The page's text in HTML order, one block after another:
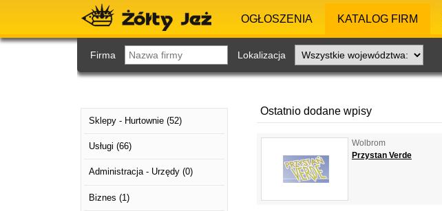
OGŁOSZENIA KATALOG FIRM
Firma Lokalizacja
Ostatnio dodane wpisy
Wolbrom
Przystan Verde
Sklepy - Hurtownie (52)
Usługi (66)
Administracja - Urzędy (0)
Biznes (1)